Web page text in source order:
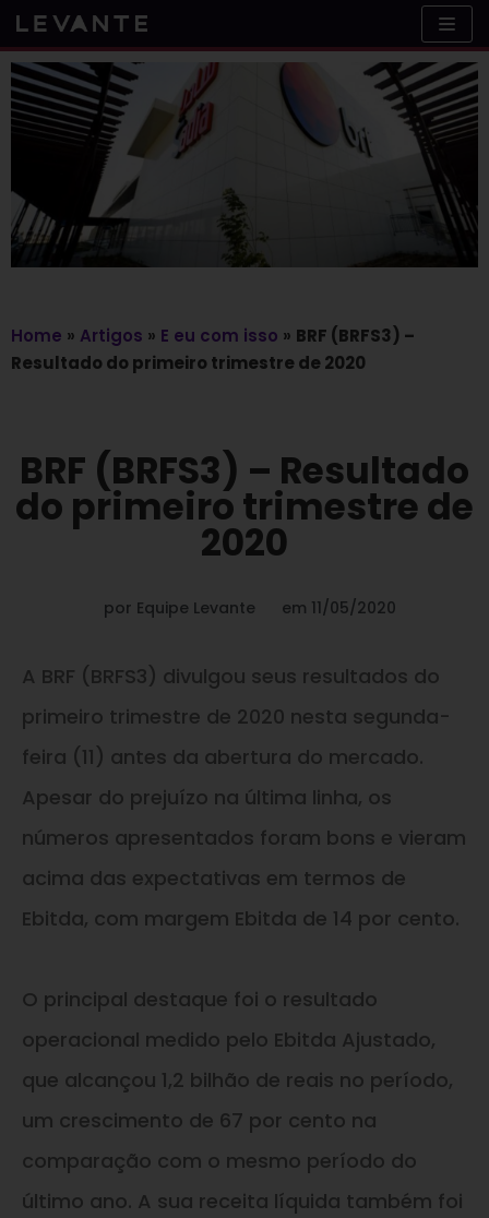
Skip
to
content
Home » Artigos » E eu com isso » BRF (BRFS3) –
Resultado do primeiro trimestre de 2020
BRF (BRFS3) – Resultado
do primeiro trimestre de
2020
por Equipe Levante em 11/05/2020
A BRF (BRFS3) divulgou seus resultados do
primeiro trimestre de 2020 nesta segunda-
feira (11) antes da abertura do mercado.
Apesar do prejuízo na última linha, os
números apresentados foram bons e vieram
acima das expectativas em termos de
Ebitda, com margem Ebitda de 14 por cento.
O principal destaque foi o resultado
operacional medido pelo Ebitda Ajustado,
que alcançou 1,2 bilhão de reais no período,
um crescimento de 67 por cento na
comparação com o mesmo período do
último ano. A sua receita líquida também foi